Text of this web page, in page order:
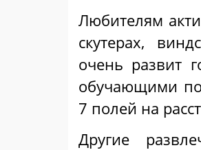
Любителям
скутерах,
очень развит
обучающими
7 полей на
Другие